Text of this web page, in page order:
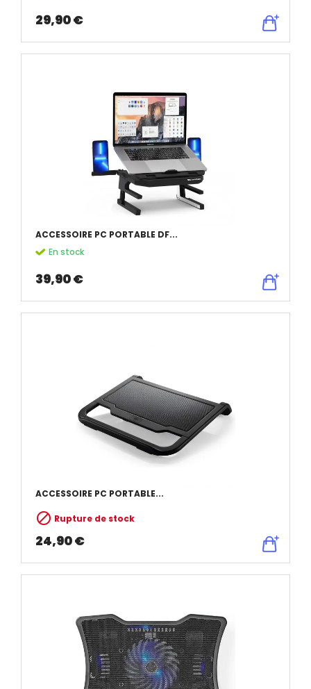
29,90 €
ACCESSOIRE PC PORTABLE DF...
En stock
39,90 €
ACCESSOIRE PC PORTABLE...
 Rupture de stock
24,90 €